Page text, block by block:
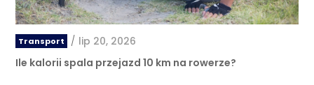
Transport / lip 20, 2026
Ile kalorii spala przejazd 10 km na rowerze?